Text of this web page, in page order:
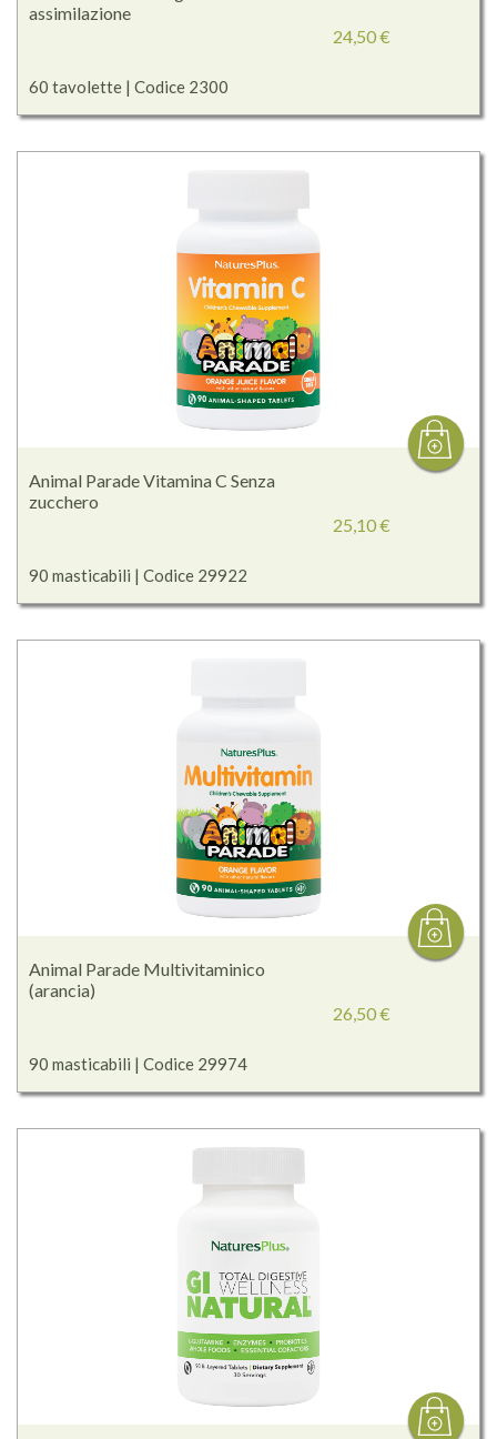
assimilazione
60 tavolette | Codice 2300
24,50 €
Animal Parade Vitamina C Senza
zucchero
90 masticabili | Codice 29922
25,10 €
Animal Parade Multivitaminico
(arancia)
90 masticabili | Codice 29974
26,50 €